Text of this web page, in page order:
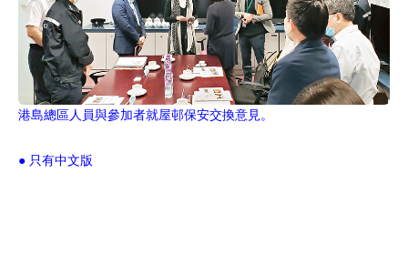
港島總區人員與參加者就屋邨保安交換意見。
● 只有中文版